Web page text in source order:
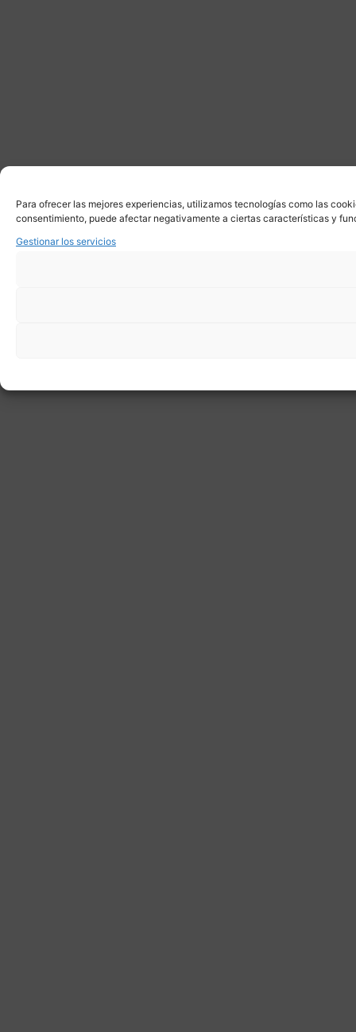
Para ofrecer las mejores experiencias, utilizamos tecnologías como las
consentimiento, puede afectar negativamente a ciertas características y
Gestionar los servicios